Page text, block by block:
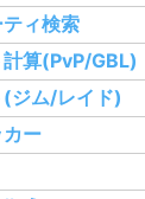
ィ検索
算(PvP/GBL)
ジム/レイド)
ー